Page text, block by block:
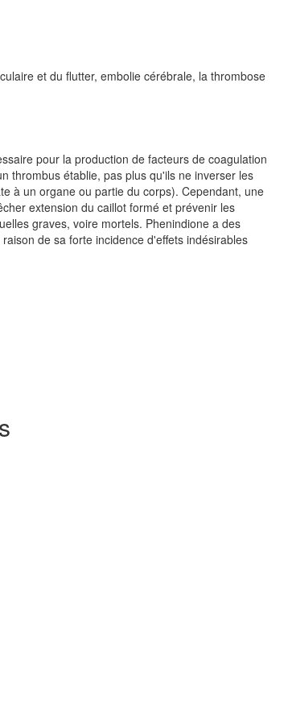
et du flutter, embolie cérébrale, la thrombose
pour la production de facteurs de coagulation
thrombus établie, pas plus qu'ils ne inverser les
à un organe ou partie du corps). Cependant, une
extension du caillot formé et prévenir les
graves, voire mortels. Phenindione a des
de sa forte incidence d'effets indésirables